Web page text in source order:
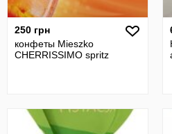
250 грн
конфеты Mieszko
CHERRISSIMO spritz